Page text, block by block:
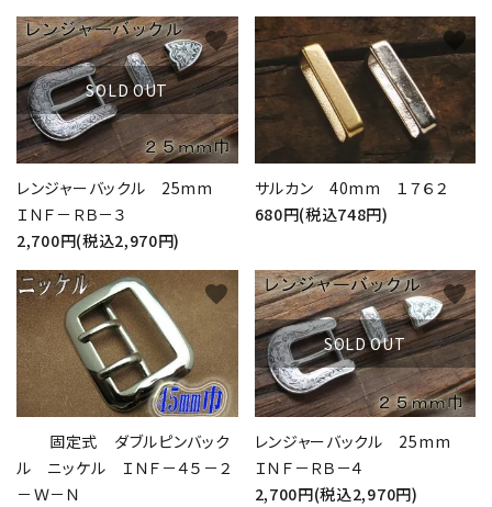
SOLD OUT
レンジャーバックル 25mm
ＩＮＦ－ＲＢ－３
2,700円(税込2,970円)
favorite
サルカン 40mm １７６２
680円(税込748円)
favorite
固定式 ダブルピンバック
ル ニッケル ＩＮＦ－４５－２
－Ｗ－Ｎ
favorite
SOLD OUT
レンジャーバックル 25mm
ＩＮＦ－ＲＢ－４
2,700円(税込2,970円)
favorite